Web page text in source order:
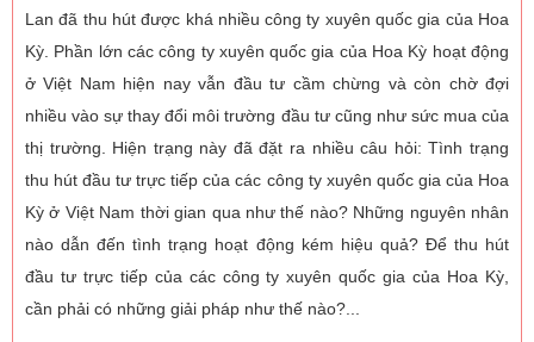
Lan đã thu hút được khá nhiều công ty xuyên quốc gia của Hoa
Kỳ. Phần lớn các công ty xuyên quốc gia của Hoa Kỳ hoạt động
ở Việt Nam hiện nay vẫn đầu tư cầm chừng và còn chờ đợi
nhiều vào sự thay đổi môi trường đầu tư cũng như sức mua của
thị trường. Hiện trạng này đã đặt ra nhiều câu hỏi: Tình trạng
thu hút đầu tư trực tiếp của các công ty xuyên quốc gia của Hoa
Kỳ ở Việt Nam thời gian qua như thế nào? Những nguyên nhân
nào dẫn đến tình trạng hoạt động kém hiệu quả? Để thu hút
đầu tư trực tiếp của các công ty xuyên quốc gia của Hoa Kỳ,
cần phải có những giải pháp như thế nào?...